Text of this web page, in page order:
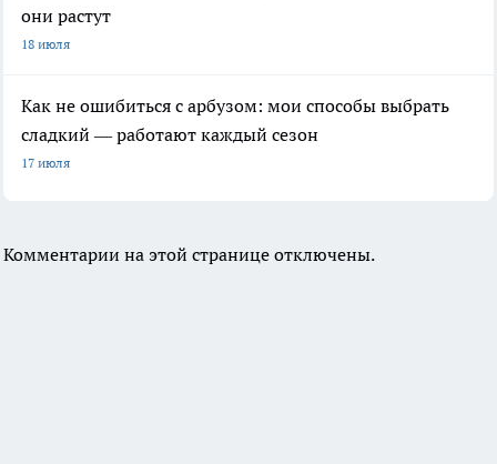
они растут
18 июля
Как не ошибиться с арбузом: мои способы выбрать
сладкий — работают каждый сезон
17 июля
Комментарии на этой странице отключены.